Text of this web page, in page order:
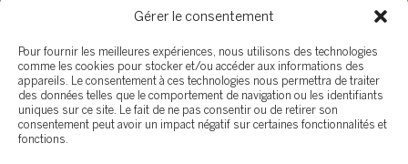
Gérer le consentement
Pour fournir les meilleures expériences, nous utilisons des technologies
comme les cookies pour stocker et/ou accéder aux informations des
appareils. Le consentement à ces technologies nous permettra de traiter
des données telles que le comportement de navigation ou les identifiants
uniques sur ce site. Le fait de ne pas consentir ou de retirer son
consentement peut avoir un impact négatif sur certaines fonctionnalités et
fonctions.
SOTHEBY'S SAINT-SAUVEUR
407 rue Principale, Saint-Sauveur QC J0R 1R4